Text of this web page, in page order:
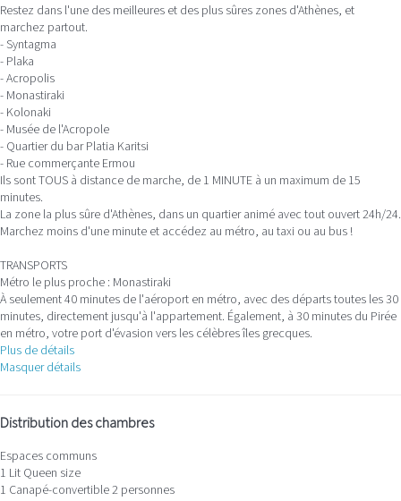
Restez dans l'une des meilleures et des plus sûres zones d'Athènes, et
marchez partout.
- Syntagma
- Plaka
- Acropolis
- Monastiraki
- Kolonaki
- Musée de l'Acropole
- Quartier du bar Platia Karitsi
- Rue commerçante Ermou
Ils sont TOUS à distance de marche, de 1 MINUTE à un maximum de 15
minutes.
La zone la plus sûre d'Athènes, dans un quartier animé avec tout ouvert 24h/24.
Marchez moins d'une minute et accédez au métro, au taxi ou au bus !
TRANSPORTS
Métro le plus proche : Monastiraki
À seulement 40 minutes de l'aéroport en métro, avec des départs toutes les 30
minutes, directement jusqu'à l'appartement. Également, à 30 minutes du Pirée
en métro, votre port d'évasion vers les célèbres îles grecques.
Plus de détails
Masquer détails
Distribution des chambres
Espaces communs
1 Lit Queen size
1 Canapé-convertible 2 personnes